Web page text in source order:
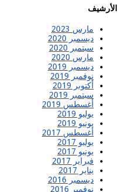
الأرشيف
مارس 2023
ديسمبر 2020
سبتمبر 2020
مارس 2020
ديسمبر 2019
نوفمبر 2019
أكتوبر 2019
سبتمبر 2019
أغسطس 2019
يوليو 2019
يونيو 2019
أغسطس 2017
يوليو 2017
يونيو 2017
فبراير 2017
يناير 2017
ديسمبر 2016
نوفمبر 2016